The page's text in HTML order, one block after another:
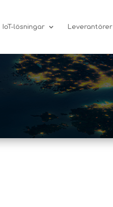
IoT-lösningar Leverantörer